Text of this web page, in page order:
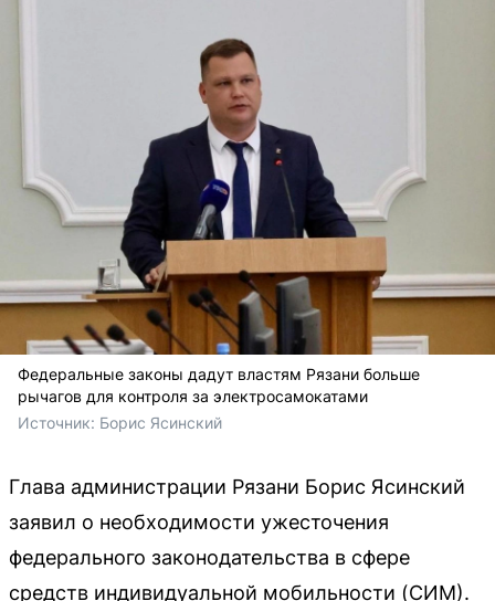
Федеральные законы дадут властям Рязани больше
рычагов для контроля за электросамокатами
Источник: Борис Ясинский
Глава администрации Рязани Борис Ясинский
заявил о необходимости ужесточения
федерального законодательства в сфере
средств индивидуальной мобильности (СИМ).